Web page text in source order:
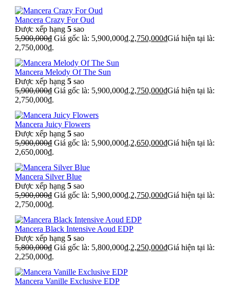
Mancera Crazy For Oud
Được xếp hạng 5 sao
5,900,000₫ Giá gốc là: 5,900,000₫.2,750,000₫Giá hiện tại là:
2,750,000₫.
Mancera Melody Of The Sun
Được xếp hạng 5 sao
5,900,000₫ Giá gốc là: 5,900,000₫.2,750,000₫Giá hiện tại là:
2,750,000₫.
Mancera Juicy Flowers
Được xếp hạng 5 sao
5,900,000₫ Giá gốc là: 5,900,000₫.2,650,000₫Giá hiện tại là:
2,650,000₫.
Mancera Silver Blue
Được xếp hạng 5 sao
5,900,000₫ Giá gốc là: 5,900,000₫.2,750,000₫Giá hiện tại là:
2,750,000₫.
Mancera Black Intensive Aoud EDP
Được xếp hạng 5 sao
5,800,000₫ Giá gốc là: 5,800,000₫.2,250,000₫Giá hiện tại là:
2,250,000₫.
Mancera Vanille Exclusive EDP